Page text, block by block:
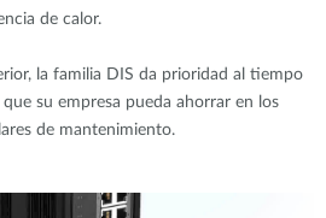
de calor.
la familia DIS da prioridad al tiempo
su empresa pueda ahorrar en los
de mantenimiento.